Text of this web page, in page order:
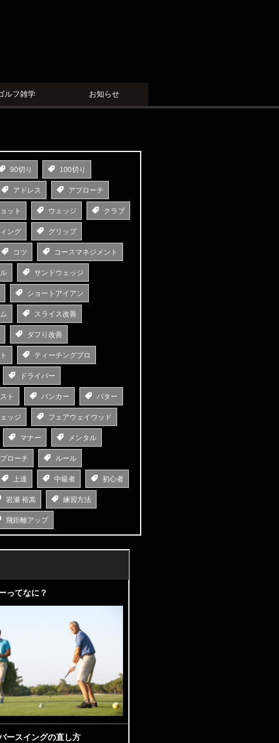
ルフ雑学 お知らせ
90切り 100切り
アドレス アプローチ
ット ウェッジ クラブ
ング グリップ
コツ コースマネジメント
サンドウェッジ
ショートアイアン
スライス改善
ダフり改善
ティーチングプロ
ドライバー
ト バンカー パター
ッジ フェアウェイウッド
マナー メンタル
ローチ ルール
上達 中級者 初心者
岩瀬 裕嵩 練習方法
飛距離アップ
ってなに？
ースイングの直し方